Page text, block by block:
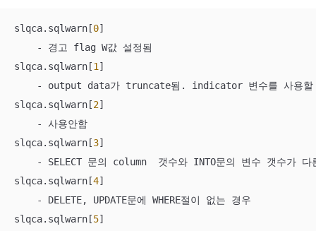
slqca.sqlwarn[0]
    - 경고 flag W값 설정됨
slqca.sqlwarn[1 ]
- output data가 truncate됨. indicator 변수를 사용
slqca.sqlwarn[2]
    - 사용안함
slqca.sqlwarn[3]
- SELECT 문의 column  갯수와 INTO문의 변수 갯수가 다
slqca.sqlwarn[4]
    - DELETE, UPDATE문에 WHERE절이 없는 경우
slqca.sqlwarn[5]